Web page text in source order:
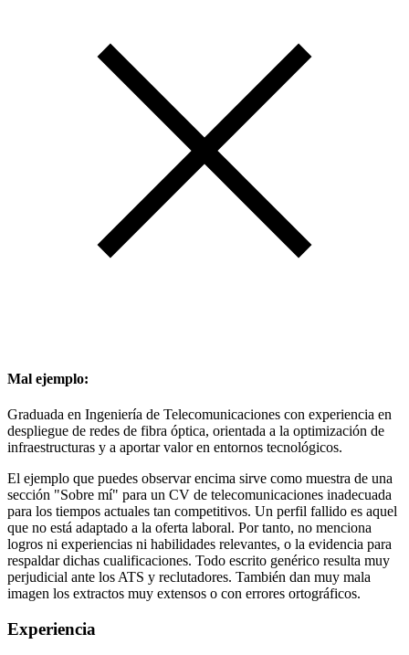
Mal ejemplo:
Graduada en Ingeniería de Telecomunicaciones con experiencia en
despliegue de redes de fibra óptica, orientada a la optimización de
infraestructuras y a aportar valor en entornos tecnológicos.
El ejemplo que puedes observar encima sirve como muestra de una
sección "Sobre mí" para un CV de telecomunicaciones inadecuada
para los tiempos actuales tan competitivos. Un perfil fallido es aquel
que no está adaptado a la oferta laboral. Por tanto, no menciona
logros ni experiencias ni habilidades relevantes, o la evidencia para
respaldar dichas cualificaciones. Todo escrito genérico resulta muy
perjudicial ante los ATS y reclutadores. También dan muy mala
imagen los extractos muy extensos o con errores ortográficos.
Experiencia